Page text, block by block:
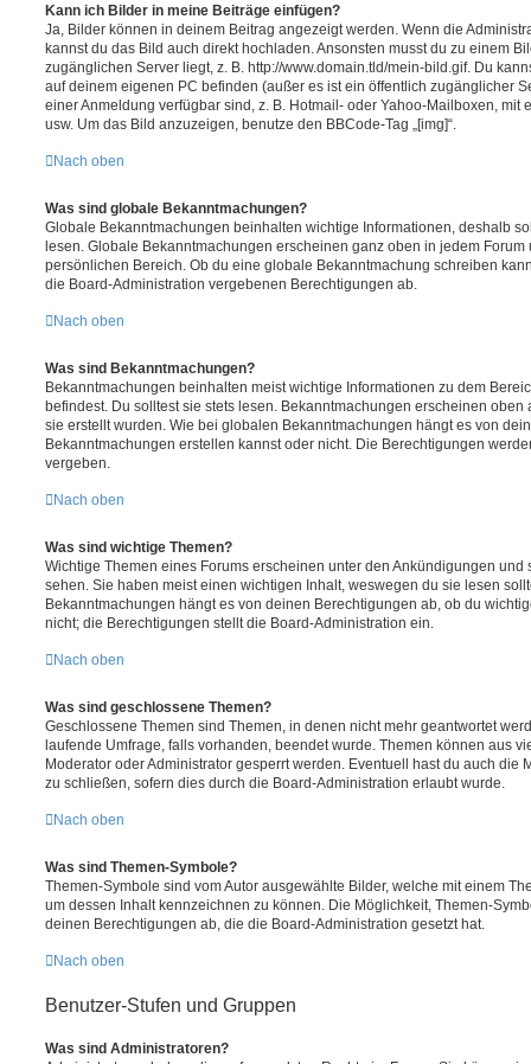
Kann ich Bilder in meine Beiträge einfügen?
Ja, Bilder können in deinem Beitrag angezeigt werden. Wenn die
kannst du das Bild auch direkt hochladen. Ansonsten musst du zu einem
zugänglichen Server liegt, z. B. http://www.domain.tld/mein-bild.gif. Du
auf deinem eigenen PC befinden (außer es ist ein öffentlich zugänglicher
einer Anmeldung verfügbar sind, z. B. Hotmail- oder Yahoo-Mailboxen, mit
usw. Um das Bild anzuzeigen, benutze den BBCode-Tag „[img]“.
Nach oben
Was sind globale Bekanntmachungen?
Globale Bekanntmachungen beinhalten wichtige Informationen, deshalb
lesen. Globale Bekanntmachungen erscheinen ganz oben in jedem
persönlichen Bereich. Ob du eine globale Bekanntmachung schreiben
die Board-Administration vergebenen Berechtigungen ab.
Nach oben
Was sind Bekanntmachungen?
Bekanntmachungen beinhalten meist wichtige Informationen zu dem
befindest. Du solltest sie stets lesen. Bekanntmachungen erscheinen oben
sie erstellt wurden. Wie bei globalen Bekanntmachungen hängt es von
Bekanntmachungen erstellen kannst oder nicht. Die Berechtigungen
vergeben.
Nach oben
Was sind wichtige Themen?
Wichtige Themen eines Forums erscheinen unter den Ankündigungen und
sehen. Sie haben meist einen wichtigen Inhalt, weswegen du sie lesen
Bekanntmachungen hängt es von deinen Berechtigungen ab, ob du
nicht; die Berechtigungen stellt die Board-Administration ein.
Nach oben
Was sind geschlossene Themen?
Geschlossene Themen sind Themen, in denen nicht mehr geantwortet
laufende Umfrage, falls vorhanden, beendet wurde. Themen können aus
Moderator oder Administrator gesperrt werden. Eventuell hast du auch die
zu schließen, sofern dies durch die Board-Administration erlaubt wurde.
Nach oben
Was sind Themen-Symbole?
Themen-Symbole sind vom Autor ausgewählte Bilder, welche mit einem
um dessen Inhalt kennzeichnen zu können. Die Möglichkeit, Themen-
deinen Berechtigungen ab, die die Board-Administration gesetzt hat.
Nach oben
Benutzer-Stufen und Gruppen
Was sind Administratoren?